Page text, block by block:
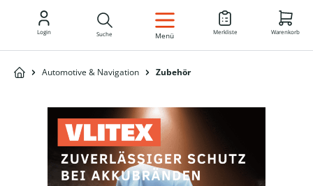
DE
Login Suche Menü Merkliste Warenkorb
Automotive & Navigation Zubehör